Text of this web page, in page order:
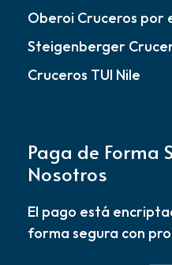
Oberoi Cruceros por
Steigenberger
Cruceros TUI Nile
Paga de Forma
Nosotros
El pago está
forma segura con